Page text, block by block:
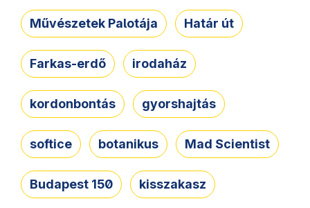
Művészetek Palotája Határ út
Farkas-erdő irodaház
kordonbontás gyorshajtás
softice botanikus Mad Scientist
Budapest 150 kisszakasz